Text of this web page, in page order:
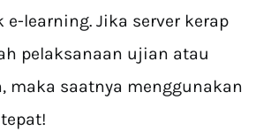
learning. Jika server kerap
pelaksanaan ujian atau
maka saatnya menggunakan